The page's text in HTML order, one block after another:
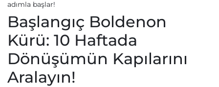
adımla başlar!
Başlangıç Boldenon
Kürü: 10 Haftada
Dönüşümün Kapılarını
Aralayın!